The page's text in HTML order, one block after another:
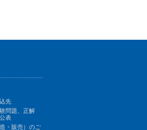
先
問題、正解
表
・販売）のご